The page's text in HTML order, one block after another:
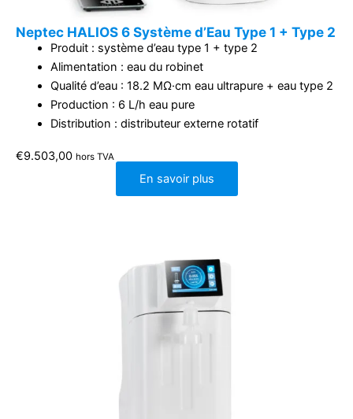
Neptec HALIOS 6 Système d’Eau Type 1 + Type 2
Produit : système d’eau type 1 + type 2
Alimentation : eau du robinet
Qualité d’eau : 18.2 MΩ·cm eau ultrapure + eau type 2
Production : 6 L/h eau pure
Distribution : distributeur externe rotatif
€9.503,00 hors TVA
En savoir plus